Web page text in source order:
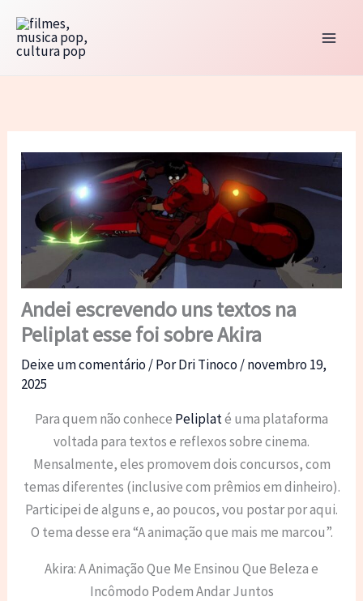
para
Andei escrevendo uns textos na
Peliplat esse foi sobre Akira
Deixe um comentário/ PorDri Tinoco/novembro 19,
2025
Para quem não conhece Peliplaté uma plataforma
voltada para textos e reflexos sobre cinema.
Mensalmente, eles promovem dois concursos, com
temas diferentes (inclusive com prêmios em dinheiro).
Participei de alguns e, ao poucos, vou postar por aqui.
O tema desse era “A animação que mais me marcou”.
Akira: A Animação Que Me Ensinou Que Beleza e
Incômodo Podem Andar Juntos